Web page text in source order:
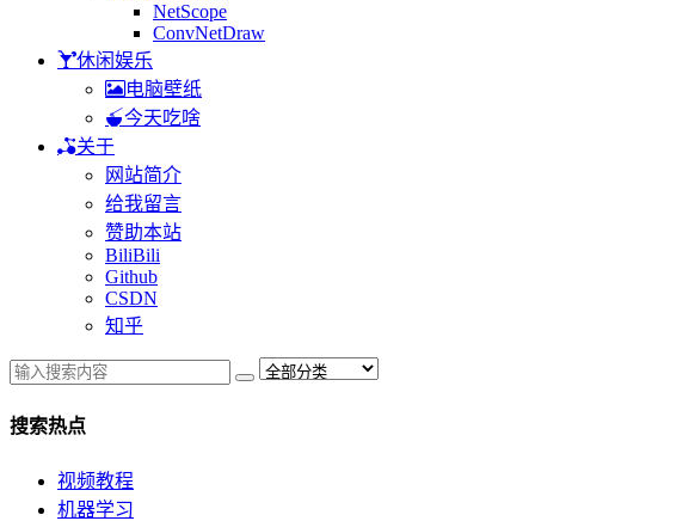
NetScope
ConvNetDraw
休闲娱乐
电脑壁纸
今天吃啥
关于
网站简介
给我留言
赞助本站
BiliBili
Github
CSDN
知乎
搜索热点
视频教程
机器学习